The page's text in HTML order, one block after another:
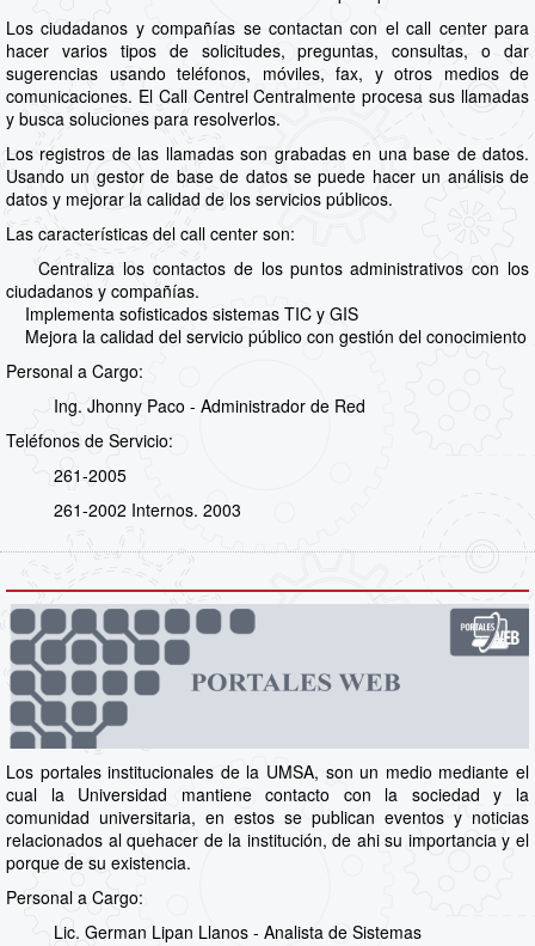
Los ciudadanos y compañías se contactan con el call center para
hacer varios tipos de solicitudes, preguntas, consultas, o dar
sugerencias usando teléfonos, móviles, fax, y otros medios de
comunicaciones. El Call Centrel Centralmente procesa sus llamadas
y busca soluciones para resolverlos.
Los registros de las llamadas son grabadas en una base de datos.
Usando un gestor de base de datos se puede hacer un análisis de
datos y mejorar la calidad de los servicios públicos.
Las características del call center son:
Centraliza los contactos de los puntos administrativos con los
ciudadanos y compañías.
Implementa sofisticados sistemas TIC y GIS
Mejora la calidad del servicio público con gestión del conocimiento
Personal a Cargo:
Ing. Jhonny Paco - Administrador de Red
Teléfonos de Servicio:
261-2005
261-2002 Internos. 2003
Los portales institucionales de la UMSA, son un medio mediante el
cual la Universidad mantiene contacto con la sociedad y la
comunidad universitaria, en estos se publican eventos y noticias
relacionados al quehacer de la institución, de ahi su importancia y el
porque de su existencia.
Personal a Cargo:
Lic. German Lipan Llanos - Analista de Sistemas